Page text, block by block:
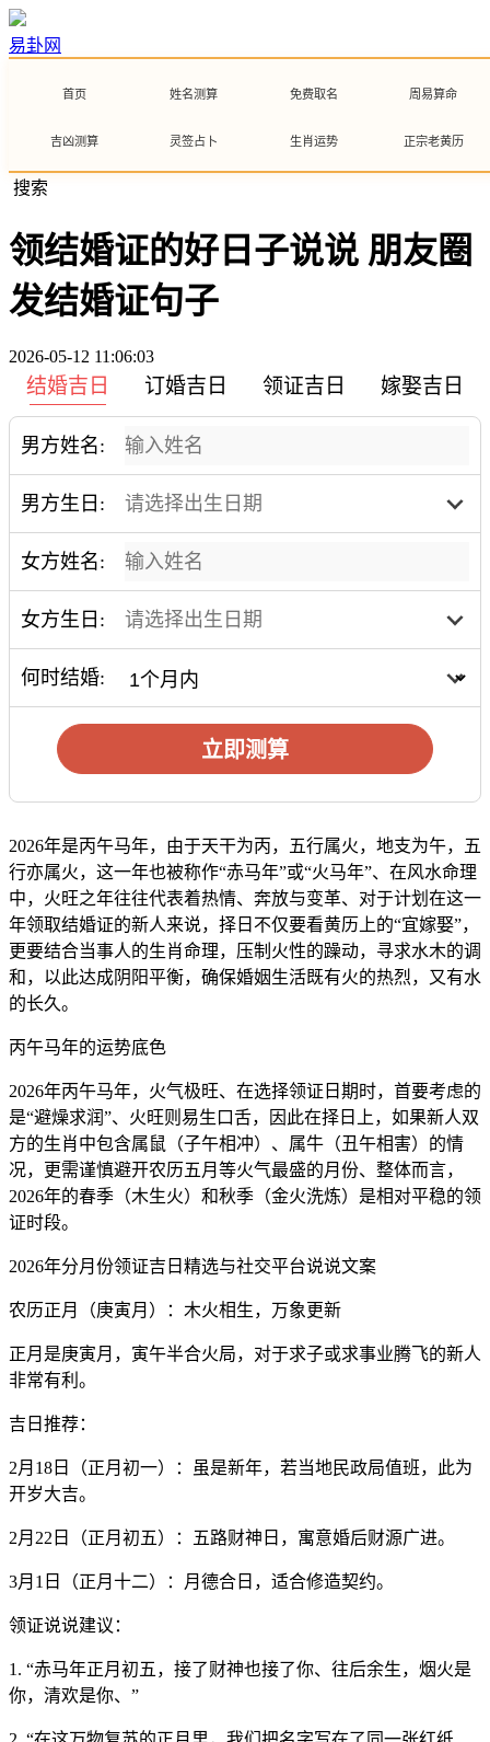
易卦网
首页 姓名测算 免费取名 周易算命
吉凶测算 灵签占卜 生肖运势 正宗老黄历
搜索
领结婚证的好日子说说 朋友圈
发结婚证句子
2026-05-12 11:06:03
结婚吉日 订婚吉日 领证吉日 嫁娶吉日
男方姓名:
男方生日:
女方姓名:
女方生日:
何时结婚:
立即测算
2026年是丙午马年，由于天干为丙，五行属火，地支为午，五
行亦属火，这一年也被称作“赤马年”或“火马年”、在风水命理
中，火旺之年往往代表着热情、奔放与变革、对于计划在这一
年领取结婚证的新人来说，择日不仅要看黄历上的“宜嫁娶”，
更要结合当事人的生肖命理，压制火性的躁动，寻求水木的调
和，以此达成阴阳平衡，确保婚姻生活既有火的热烈，又有水
的长久。
丙午马年的运势底色
2026年丙午马年，火气极旺、在选择领证日期时，首要考虑的
是“避燥求润”、火旺则易生口舌，因此在择日上，如果新人双
方的生肖中包含属鼠（子午相冲）、属牛（丑午相害）的情
况，更需谨慎避开农历五月等火气最盛的月份、整体而言，
2026年的春季（木生火）和秋季（金火洗炼）是相对平稳的领
证时段。
2026年分月份领证吉日精选与社交平台说说文案
农历正月（庚寅月）：木火相生，万象更新
正月是庚寅月，寅午半合火局，对于求子或求事业腾飞的新人
非常有利。
吉日推荐：
2月18日（正月初一）：虽是新年，若当地民政局值班，此为
开岁大吉。
2月22日（正月初五）：五路财神日，寓意婚后财源广进。
3月1日（正月十二）：月德合日，适合修造契约。
领证说说建议：
1. “赤马年正月初五，接了财神也接了你、往后余生，烟火是
你，清欢是你、”